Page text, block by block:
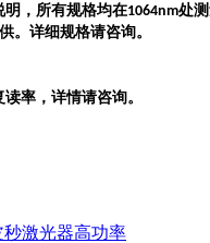
明，所有规格均在1064nm处测
。详细规格请咨询。
率，详情请咨询。
激光器高功率